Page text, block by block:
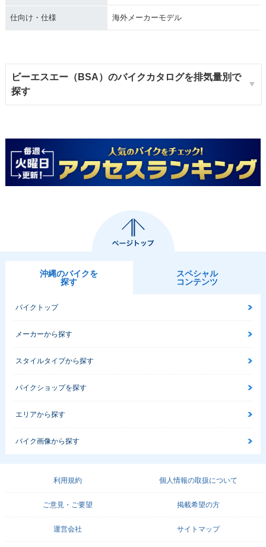
仕向け・仕様 海外メーカーモデル
ビーエスエー（BSA）のバイクカタログを排気量別で
探す
沖縄のバイクを
探す
スペシャル
コンテンツ
バイクトップ
メーカーから探す
スタイルタイプから探す
バイクショップを探す
エリアから探す
バイク画像から探す
利用規約 個人情報の取扱について
ご意見・ご要望 掲載希望の方
運営会社 サイトマップ